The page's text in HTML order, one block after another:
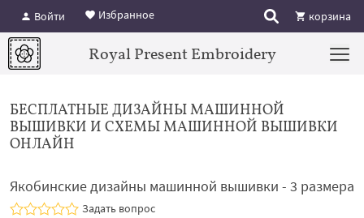
Войти Избранное корзина
Royal Present Embroidery
БЕСПЛАТНЫЕ ДИЗАЙНЫ МАШИННОЙ
ВЫШИВКИ И СХЕМЫ МАШИННОЙ ВЫШИВКИ
ОНЛАЙН
Якобинские дизайны машинной вышивки - 3 размера
Задать вопрос